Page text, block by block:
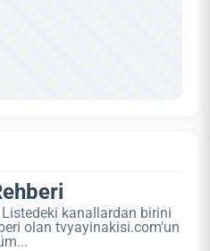
kanallardan birini
olan tvyayinakisi.com'un